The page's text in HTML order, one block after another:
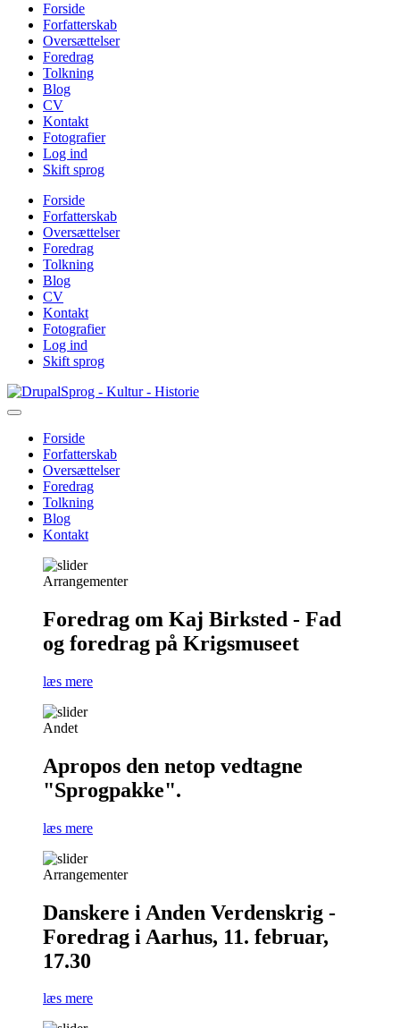
Forside
Forfatterskab
Oversættelser
Foredrag
Tolkning
Blog
CV
Kontakt
Fotografier
Log ind
Skift sprog
Forside
Forfatterskab
Oversættelser
Foredrag
Tolkning
Blog
CV
Kontakt
Fotografier
Log ind
Skift sprog
Gå
til
Sprog - Kultur - Historie
Primær
navigation
Forside
Forfatterskab
Oversættelser
Foredrag
Tolkning
Blog
Kontakt
Arrangementer
Foredrag om Kaj Birksted - Fad
og foredrag på Krigsmuseet
læs mere
Andet
Apropos den netop vedtagne
"Sprogpakke".
læs mere
Arrangementer
Danskere i Anden Verdenskrig -
Foredrag i Aarhus, 11. februar,
17.30
læs mere